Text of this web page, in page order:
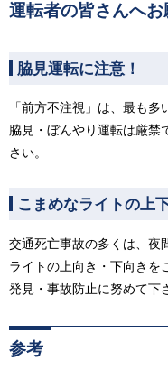
運転者の皆さんへお
脇見運転に注意！
「前方不注視」は、最も多
脇見・ぼんやり運転は厳禁
さい。
こまめなライトの上
交通死亡事故の多くは、夜
ライトの上向き・下向きを
発見・事故防止に努めて下
参考